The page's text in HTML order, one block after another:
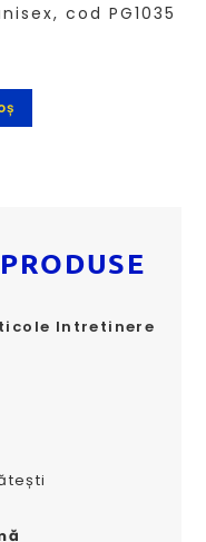
cod PG1035
Intretinere